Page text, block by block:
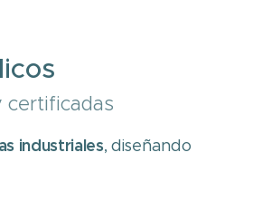
certificadas
industriales, diseñando